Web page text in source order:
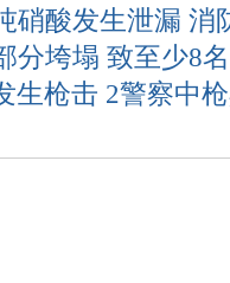
硝酸发生泄漏 消
分垮塌 致至少8
生枪击 2警察中